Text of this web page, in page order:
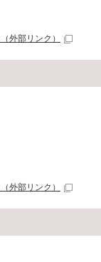
（外部リンク）
（外部リンク）